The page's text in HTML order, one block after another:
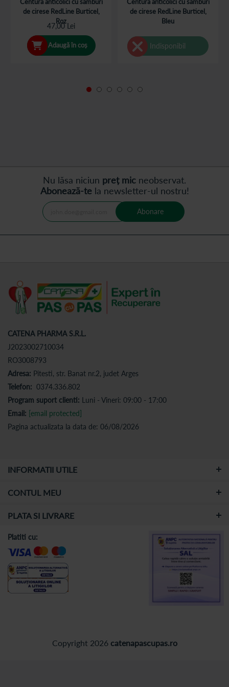
de cirese RedLine Burticel,
Roz
47,00 Lei
Adaugă în coș
de cirese RedLine Burticel,
Bleu
Indisponibil
Nu lăsa niciun preț mic neobservat.
Abonează-tela newsletter-ul nostru!
Abonare
CATENA PHARMA S.R.L.
J2023002710034
RO3008793
Adresa: Pitesti, str. Banat nr.2, judet Arges
Telefon: 0374.336.802
Program suport clienti: Luni - Vineri: 09:00 - 17:00
Email: [email protected]
Pagina actualizata la data de: 06/08/2026
INFORMATII UTILE
CONTUL MEU
PLATA SI LIVRARE
Copyright 2026 catenapascupas.ro
Platiti cu: